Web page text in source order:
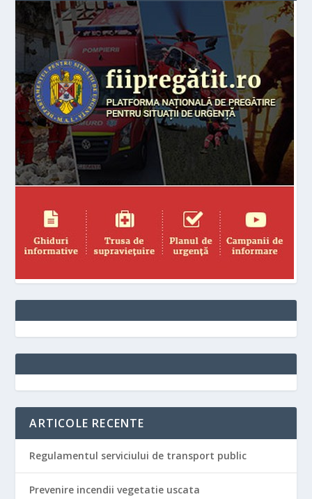
ARTICOLE RECENTE
Regulamentul serviciului de transport public
Prevenire incendii vegetatie uscata